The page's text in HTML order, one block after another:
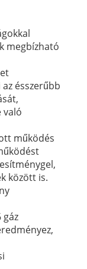
megbízható
ésszerűbb
való
működés
között is.
gáz